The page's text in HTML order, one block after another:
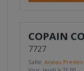
COPAIN
7727
Salle: Aiseau